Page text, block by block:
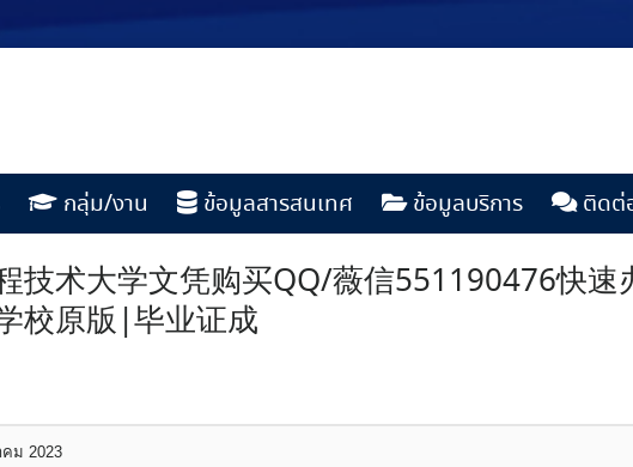
กลุ่ม/งาน ข้อมูลสารสนเทศ ข้อมูลบริการ ติดต่
技术大学文凭购买QQ/薇信551190476快速
校原版|毕业证成
ม 2023